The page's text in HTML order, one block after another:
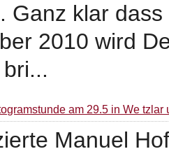
Ganz klar
2010 wird
am 29.5 in We
Manuel